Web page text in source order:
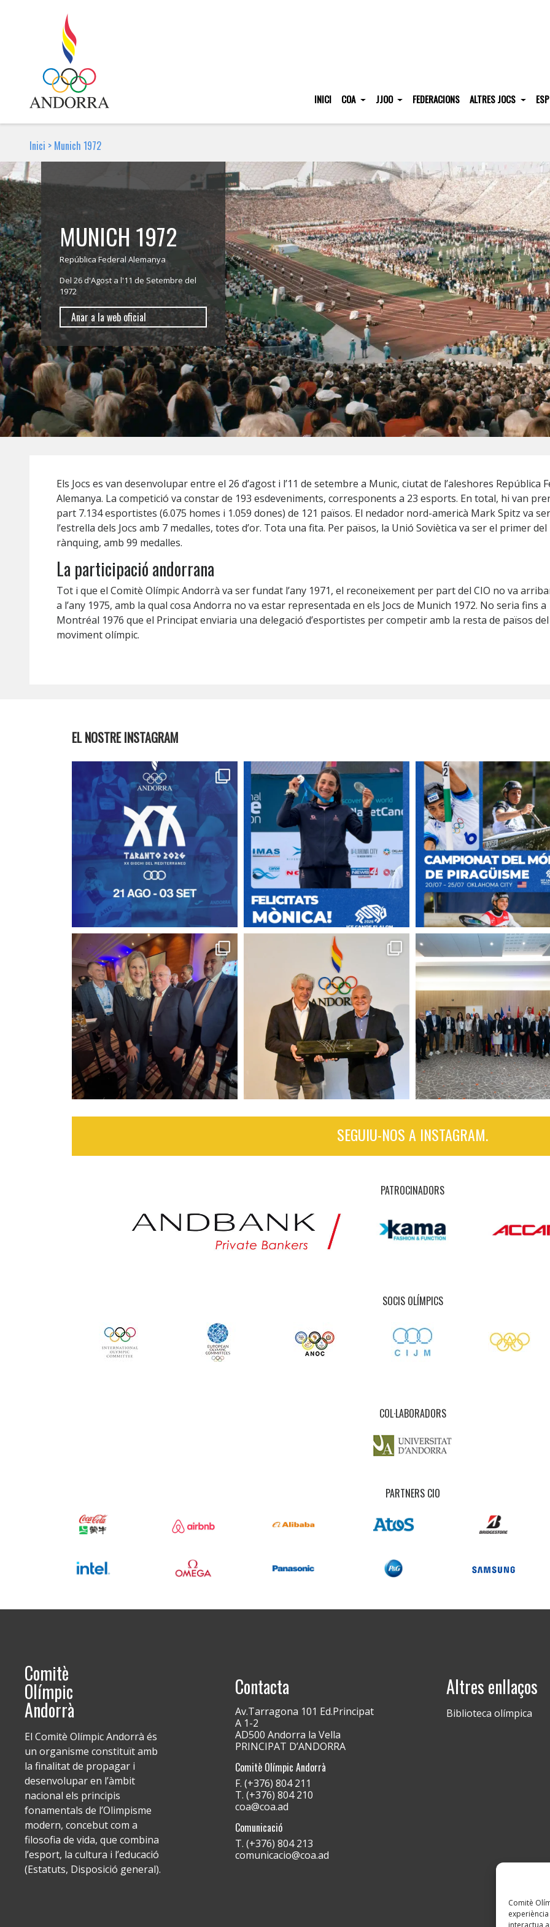
Comitè
interactua
INICI COA JJOO FEDERACIONS ALTRES JOCS
Inici > Munich 1972
MUNICH 1972
República Federal Alemanya
Del 26 d'Agost a l'11 de Setembre del
1972
Anar a la web oficial
Els Jocs es van desenvolupar entre el 26 d’agost i l’11 de setembre a Munic, ciutat de l’aleshores República
Alemanya. La competició va constar de 193 esdeveniments, corresponents a 23 esports. En total, hi van
part 7.134 esportistes (6.075 homes i 1.059 dones) de 121 països. El nedador nord-americà Mark Spitz va ser
l’estrella dels Jocs amb 7 medalles, totes d’or. Tota una fita. Per països, la Unió Soviètica va ser el primer del
rànquing, amb 99 medalles.
La participació andorrana
Tot i que el Comitè Olímpic Andorrà va ser fundat l’any 1971, el reconeixement per part del CIO no va
a l’any 1975, amb la qual cosa Andorra no va estar representada en els Jocs de Munich 1972. No seria fins a
Montréal 1976 que el Principat enviaria una delegació d’esportistes per competir amb la resta de països del
moviment olímpic.
EL NOSTRE INSTAGRAM
SEGUIU-NOS A INSTAGRAM.
PATROCINADORS
SOCIS OLÍMPICS
COL·LABORADORS
PARTNERS CIO
Comitè
Olímpic
Andorrà
El Comitè Olímpic Andorrà és
un organisme constituït amb
la finalitat de propagar i
desenvolupar en l’àmbit
nacional els principis
fonamentals de l’Olimpisme
modern, concebut com a
filosofia de vida, que combina
l’esport, la cultura i l’educació
(Estatuts, Disposició general).
Contacta
Av.Tarragona 101 Ed.Principat
A 1-2
AD500 Andorra la Vella
PRINCIPAT D’ANDORRA
Comitè Olímpic Andorrà
F. (+376) 804 211
T. (+376) 804 210
coa@coa.ad
Comunicació
T. (+376) 804 213
comunicacio@coa.ad
Altres enllaços
Biblioteca olímpica